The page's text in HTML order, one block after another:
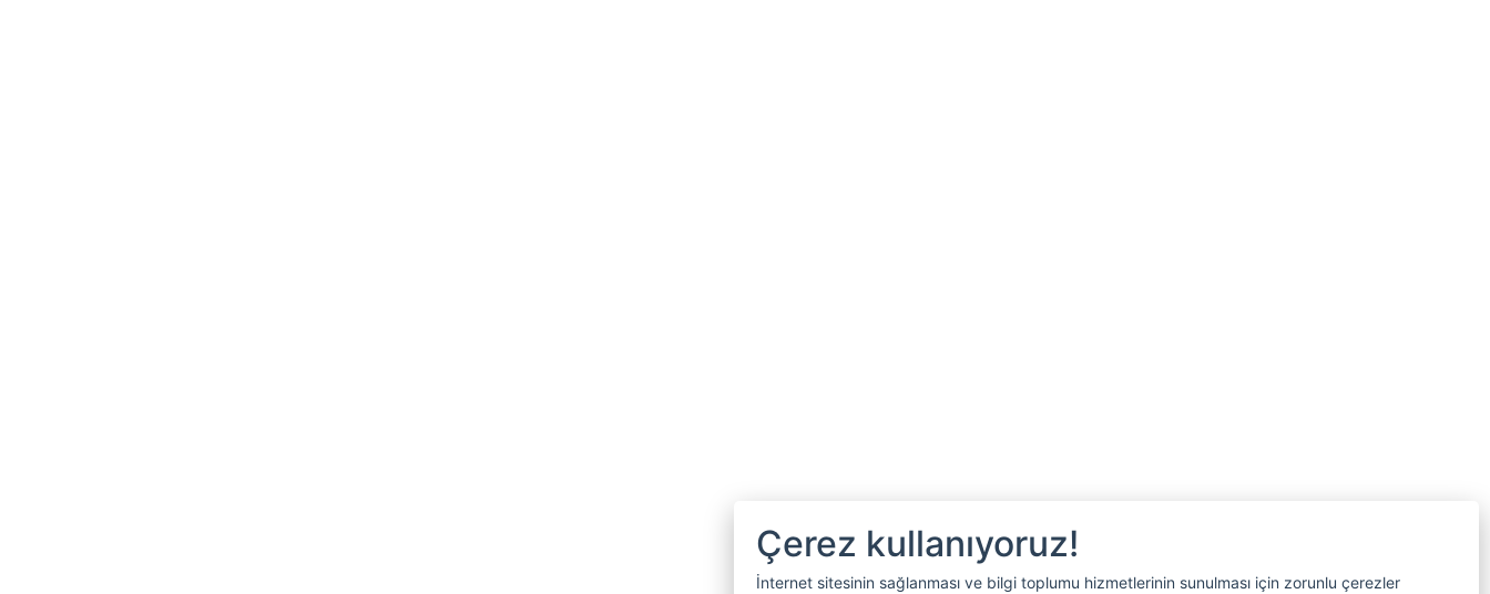
Çerez kullanıyoruz!
İnternet sitesinin sağlanması ve bilgi toplumu hizmetlerinin sunulması için zorunlu çerezler